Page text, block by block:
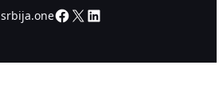
srbija.oneFacebook
X LinkedIn